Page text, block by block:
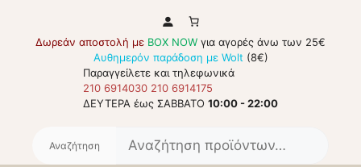
περιεχόμενο
Δωρεάν αποστολή με BOX NOW για αγορές άνω των 25€
Αυθημερόν παράδοση με Wolt (8€)
Παραγγείλετε και τηλεφωνικά
210 6914030 210 6914175
ΔΕΥΤΕΡΑ έως ΣΑΒΒΑΤΟ 10:00 - 22:00